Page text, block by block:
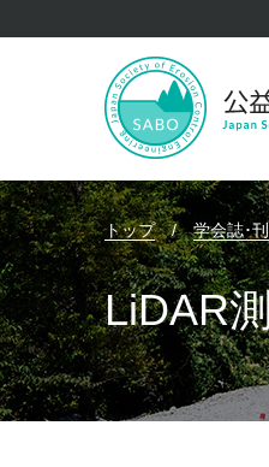
LiDAR
トップ / 学会誌･